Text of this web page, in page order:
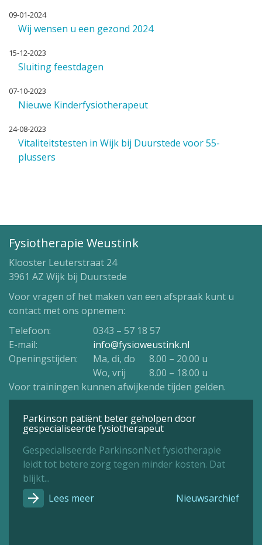
09-01-2024
Wij wensen u een gezond 2024
15-12-2023
Sluiting feestdagen
07-10-2023
Nieuwe Kinderfysiotherapeut
24-08-2023
Vitaliteitstesten in Wijk bij Duurstede voor 55-
plussers
Fysiotherapie Weustink
Klooster Leuterstraat 24
3961 AZ Wijk bij Duurstede
Voor vragen of het maken van een afspraak kunt u
contact met ons opnemen:
Telefoon:
0343 – 57 18 57
E-mail:
info@fysioweustink.nl
Openingstijden:
Ma, di, do
8.00 – 20.00 u
Wo, vrij
8.00 – 18.00 u
Voor trainingen kunnen afwijkende tijden gelden.
Parkinson patiënt beter geholpen door
gespecialiseerde fysiotherapeut
Gespecialiseerde ParkinsonNet fysiotherapie
leidt tot betere zorg tegen minder kosten. Dat
blijkt...
Lees meer
Nieuwsarchief